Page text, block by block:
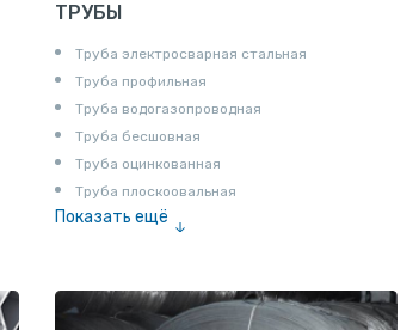
ТРУБЫ
Труба электросварная стальная
Труба профильная
Труба водогазопроводная
Труба бесшовная
Труба оцинкованная
Труба плоскоовальная
Показать ещё